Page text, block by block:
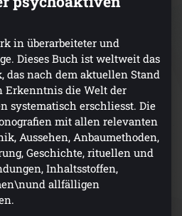
in überarbeiteter und
Dieses Buch ist weltweit das
das nach dem aktuellen Stand
Erkenntnis die Welt der
systematisch erschliesst. Die
mit allen relevanten
Aussehen, Anbaumethoden,
Geschichte, rituellen und
Inhaltsstoffen,
allfälligen